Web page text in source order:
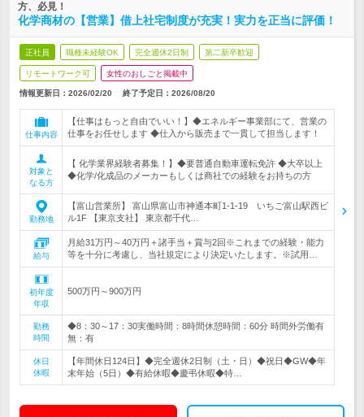
方、必見！
化学商材の【営業】借上社宅制度が充実！実力を正当に評価！
正社員 職種未経験OK 完全週休2日制 第二新卒歓迎
リモートワーク可 女性のおしごと掲載中
情報更新日：2026/02/20 終了予定日： 2026/08/20
仕事内容
【仕事はもっと自由でいい！】◆エネルギー事業部にて、営業の
仕事をお任せします ◆仕入から販売まで一貫して担当します！
対象と
なる方
【 化学業界経験者募集！】◆要普通自動車運転免許 ◆大卒以上
◆化学/化成品のメーカーもしくは商社での経験をお持ちの方
勤務地
【富山営業所】 富山県富山市神通本町1-1-19 いちご富山駅西ビ
ル1F 【東京支社】 東京都千代…
給与
月給31万円～40万円＋諸手当＋賞与2回※これまでの経験・能力
等を十分に考慮し、当社規定により決定いたします。※試用…
初年度
年収
500万円～900万円
勤務
時間
◆8：30～17：30実働時間：8時間休憩時間：60分 時間外労働有
無：有
休日
休暇
【年間休日124日】◆完全週休2日制（土・日）◆祝日◆GW◆年
末年始（5日）◆有給休暇◆慶弔休暇◆特…